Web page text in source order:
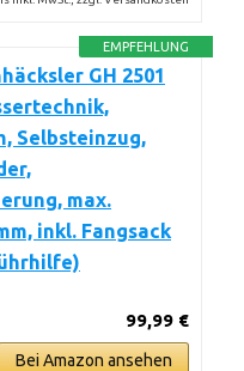
EMPFEHLUNG
GH 2501
Selbsteinzug,
max.
inkl. Fangsack
99,99 €
Bei Amazon ansehen